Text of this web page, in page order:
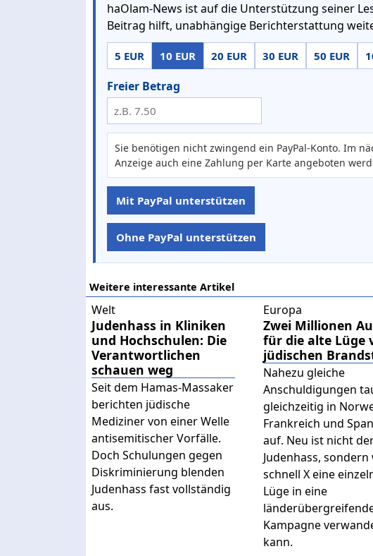
haOlam-News ist auf die Unterstützung seiner
Beitrag hilft, unabhängige Berichterstattung
5 EUR 10 EUR 20 EUR 30 EUR 50 EUR
Freier Betrag
Sie benötigen nicht zwingend ein PayPal-Konto. Im
Anzeige auch eine Zahlung per Karte angeboten
Mit PayPal unterstützen
Ohne PayPal unterstützen
Weitere interessante Artikel
Welt
Judenhass in Kliniken
und Hochschulen: Die
Verantwortlichen
schauen weg
Seit dem Hamas-Massaker
berichten jüdische
Mediziner von einer Welle
antisemitischer Vorfälle.
Doch Schulungen gegen
Diskriminierung blenden
Judenhass fast vollständig
aus.
Europa
Zwei Millionen
für die alte Lüge
jüdischen
Nahezu gleiche
Anschuldigungen
gleichzeitig in
Frankreich und
auf. Neu ist nicht
Judenhass, sondern
schnell X eine
Lüge in eine
Kampagne
kann.